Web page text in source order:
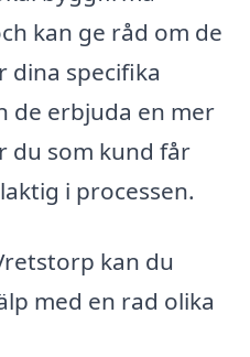
kan ge råd om de
dina specifika
de erbjuda en mer
du som kund får
i processen.
kan du
med en rad olika